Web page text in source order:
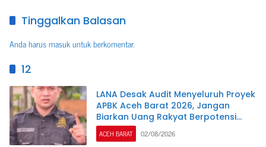
Tinggalkan Balasan
Anda harusmasukuntuk berkomentar.
12
LANA Desak Audit Menyeluruh Proyek
APBK Aceh Barat 2026, Jangan
Biarkan Uang Rakyat Berpotensi
Terbuang
ACEH BARAT 02/08/2026